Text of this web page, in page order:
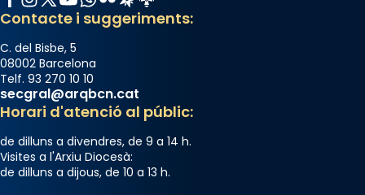
Contacte i suggeriments:
C. del Bisbe, 5
08002 Barcelona
Telf. 93 270 10 10
secgral@arqbcn.cat
Horari d'atenció al públic:
de dilluns a divendres, de 9 a 14 h.
Visites a l'Arxiu Diocesà:
de dilluns a dijous, de 10 a 13 h.